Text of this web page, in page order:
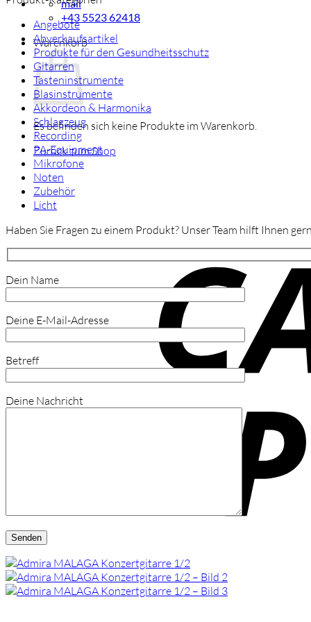
mail
+43 5523 62418
Warenkorb
Es befinden sich keine Produkte im Warenkorb.
Zurück zum Shop
Angebote
Abverkaufsartikel
Produkte für den Gesundheitsschutz
Gitarren
Tasteninstrumente
Blasinstrumente
Akkordeon & Harmonika
Schlagzeug
Recording
PA-Equipment
Mikrofone
Noten
Zubehör
Licht
Haben Sie Fragen zu einem Produkt? Unser Team hilft Ihnen
Dein Name
Deine E-Mail-Adresse
Betreff
Deine Nachricht